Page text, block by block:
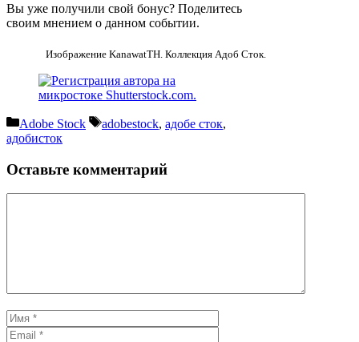
Вы уже получили свой бонус? Поделитесь
своим мнением о данном событии.
Изображение KanawatTH. Коллекция Адоб Сток.
Рубрики
Adobe Stock Метки
adobestock, адобе сток,
адобисток
Оставьте комментарий
Имя